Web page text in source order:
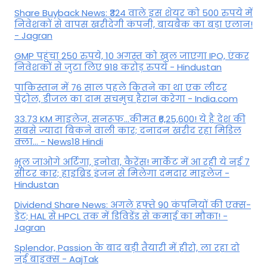
Share Buyback News: ₹324 वाले इस शेयर को 500 रुपये में
निवेशकों से वापस खरीदेगी कंपनी, बायबैक का बड़ा एलान!
- Jagran
GMP पहुंचा 250 रुपये, 10 अगस्त को खुल जाएगा IPO, एंकर
निवेशकों से जुटा लिए 918 करोड़ रुपये - Hindustan
पाकिस्तान में 76 साल पहले कितने का था एक लीटर
पेट्रोल, डीजल का दाम सचमुच हैरान करेगा - India.com
33.73 KM माइलेज, सनरूफ...कीमत ₹6,25,600! ये है देश की
सबसे ज्यादा बिकने वाली कार; दनादन खरीद रहा मिडिल
क्ला... - News18 Hindi
भूल जाओगे अर्टिगा, इनोवा, कैरेंस! मार्केट में आ रही ये नई 7
सीटर कार; हाइब्रिड इंजन से मिलेगा दमदार माइलेज -
Hindustan
Dividend Share News: अगले हफ्ते 90 कंपनियों की एक्स-
डेट; HAL से HPCL तक में डिविडेंड से कमाई का मौका! -
Jagran
Splendor, Passion के बाद बड़ी तैयारी में हीरो, ला रहा दो
नई बाइक्स - AajTak